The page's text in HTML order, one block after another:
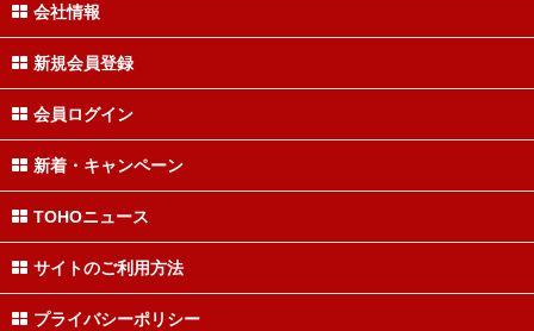
会社情報
新規会員登録
会員ログイン
新着・キャンペーン
TOHOニュース
サイトのご利用方法
プライバシーポリシー